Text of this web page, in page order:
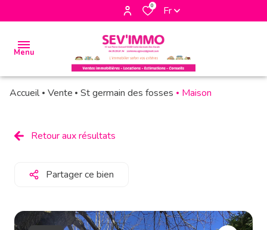
0 Fr
Menu
biens
à la
location
Accueil Vente St germain des fosses Maison
Retour aux résultats
Partager ce bien